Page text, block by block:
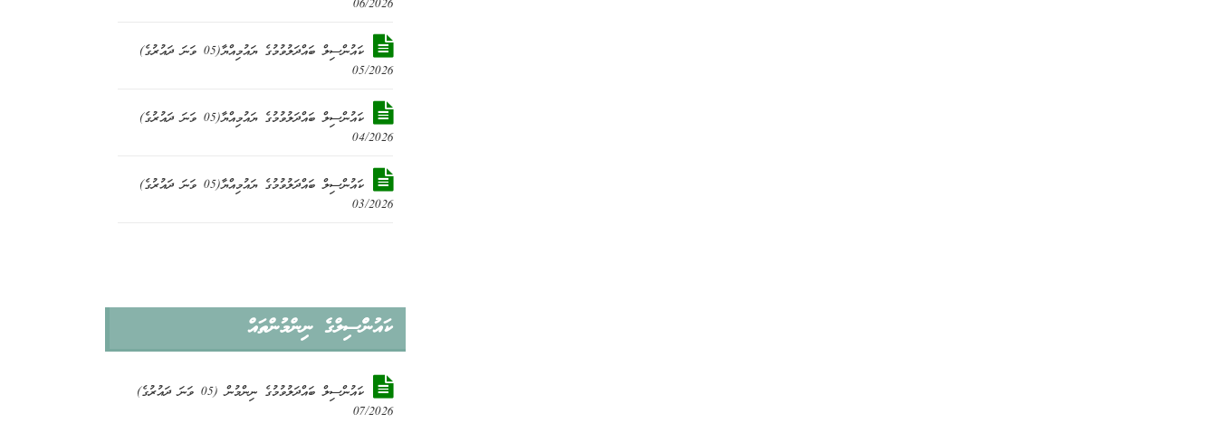
06/2026
ކައުންސިލް ބައްދަލުވުމުގެ ޔައުމިއްޔާ(05 ވަނަ ދައުރުގެ)
05/2026
ކައުންސިލް ބައްދަލުވުމުގެ ޔައުމިއްޔާ(05 ވަނަ ދައުރުގެ)
04/2026
ކައުންސިލް ބައްދަލުވުމުގެ ޔައުމިއްޔާ(05 ވަނަ ދައުރުގެ)
03/2026
ކައުންްސިލްގެ ނިންމުންތައް
ކައުންސިލް ބައްދަލުވުމުގެ ނިންމުން (05 ވަނަ ދައުރުގެ)
07/2026